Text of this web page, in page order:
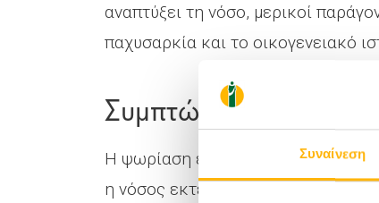
Συναίνεση
αναπτύξει τη νόσο, μερικοί
παχυσαρκία και το οικογενειακό
Συμπτώματα της
Η ψωρίαση είναι γνωστή για τα
η νόσος εκτείνεται βαθύτερα από